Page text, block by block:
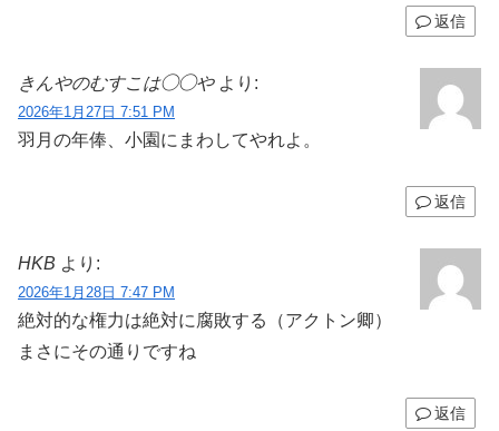
返信
きんやのむすこは◯◯や より:
2026年1月27日 7:51 PM
羽月の年俸、小園にまわしてやれよ。
返信
HKB より:
2026年1月28日 7:47 PM
絶対的な権力は絶対に腐敗する（アクトン卿）
まさにその通りですね
返信